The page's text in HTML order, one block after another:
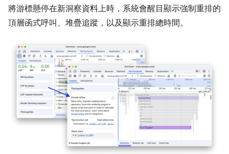
將游標懸停在新洞察資料上時，系統會醒目顯示強制重排的
頂層函式呼叫、堆疊追蹤，以及顯示重排總時間。